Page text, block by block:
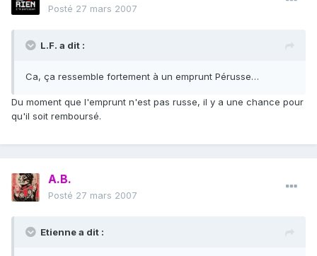
Posté 27 mars 2007
L.F. a dit :
Ca, ça ressemble fortement à un emprunt Pérusse…
Du moment que l'emprunt n'est pas russe, il y a une chance pour
qu'il soit remboursé.
A.B.
Posté 27 mars 2007
Etienne a dit :